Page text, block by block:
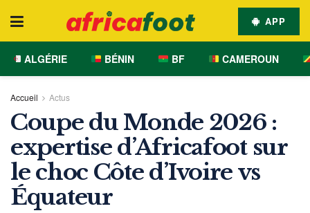
APP
ALGÉRIE BÉNIN BF CAMEROUN
Accueil Actus
Coupe du Monde 2026 :
expertise d’Africafoot sur
le choc Côte d’Ivoire vs
Équateur